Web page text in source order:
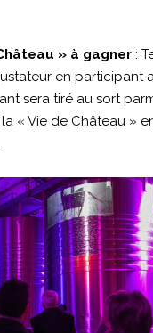
» à gagner :
en participant
sera tiré au sort
« Vie de Château »